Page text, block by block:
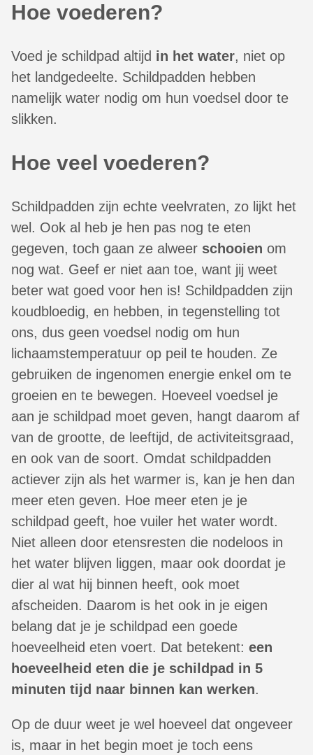
Hoe voederen?
Voed je schildpad altijd in het water, niet op
het landgedeelte. Schildpadden hebben
namelijk water nodig om hun voedsel door te
slikken.
Hoe veel voederen?
Schildpadden zijn echte veelvraten, zo lijkt het
wel. Ook al heb je hen pas nog te eten
gegeven, toch gaan ze alweer schooien om
nog wat. Geef er niet aan toe, want jij weet
beter wat goed voor hen is! Schildpadden zijn
koudbloedig, en hebben, in tegenstelling tot
ons, dus geen voedsel nodig om hun
lichaamstemperatuur op peil te houden. Ze
gebruiken de ingenomen energie enkel om te
groeien en te bewegen. Hoeveel voedsel je
aan je schildpad moet geven, hangt daarom af
van de grootte, de leeftijd, de activiteitsgraad,
en ook van de soort. Omdat schildpadden
actiever zijn als het warmer is, kan je hen dan
meer eten geven. Hoe meer eten je je
schildpad geeft, hoe vuiler het water wordt.
Niet alleen door etensresten die nodeloos in
het water blijven liggen, maar ook doordat je
dier al wat hij binnen heeft, ook moet
afscheiden. Daarom is het ook in je eigen
belang dat je je schildpad een goede
hoeveelheid eten voert. Dat betekent: een
hoeveelheid eten die je schildpad in 5
minuten tijd naar binnen kan werken.
Op de duur weet je wel hoeveel dat ongeveer
is, maar in het begin moet je toch eens